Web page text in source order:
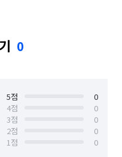
0
5점
0
4점
0
3점
0
2점
0
1점
0